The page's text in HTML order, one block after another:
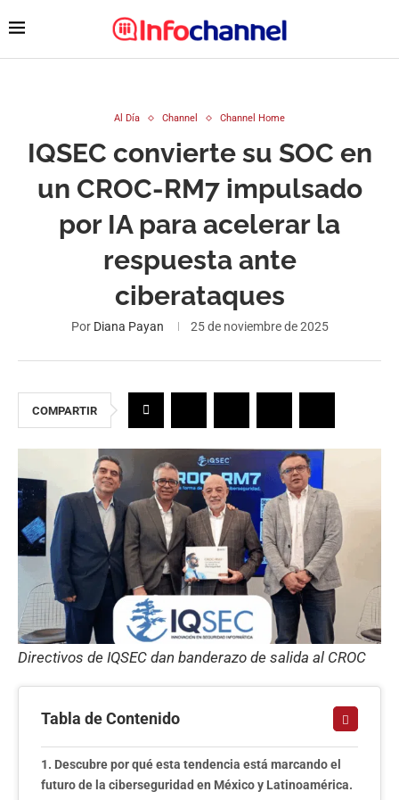
Al Día Channel Channel Home
IQSEC convierte su SOC en
un CROC-RM7 impulsado
por IA para acelerar la
respuesta ante
ciberataques
Por Diana Payan 25 de noviembre de 2025
COMPARTIR
Directivos de IQSEC dan banderazo de salida al CROC
Tabla de Contenido
Descubre por qué esta tendencia está marcando el
futuro de la ciberseguridad en México y Latinoamérica.